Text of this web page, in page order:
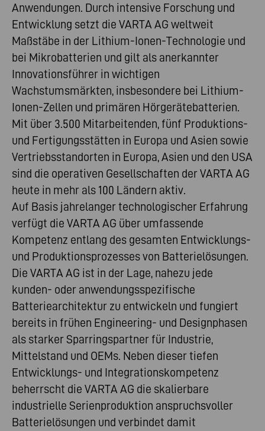
Anwendungen. Durch intensive Forschung und
Entwicklung setzt die VARTA AG weltweit
Maßstäbe in der Lithium-Ionen-Technologie und
bei Mikrobatterien und gilt als anerkannter
Innovationsführer in wichtigen
Wachstumsmärkten, insbesondere bei Lithium-
Ionen-Zellen und primären Hörgerätebatterien.
Mit über 3.500 Mitarbeitenden, fünf Produktions-
und Fertigungsstätten in Europa und Asien sowie
Vertriebsstandorten in Europa, Asien und den USA
sind die operativen Gesellschaften der VARTA AG
heute in mehr als 100 Ländern aktiv.
Auf Basis jahrelanger technologischer Erfahrung
verfügt die VARTA AG über umfassende
Kompetenz entlang des gesamten Entwicklungs-
und Produktionsprozesses von Batterielösungen.
Die VARTA AG ist in der Lage, nahezu jede
kunden- oder anwendungsspezifische
Batteriearchitektur zu entwickeln und fungiert
bereits in frühen Engineering- und Designphasen
als starker Sparringspartner für Industrie,
Mittelstand und OEMs. Neben dieser tiefen
Entwicklungs- und Integrationskompetenz
beherrscht die VARTA AG die skalierbare
industrielle Serienproduktion anspruchsvoller
Batterielösungen und verbindet damit